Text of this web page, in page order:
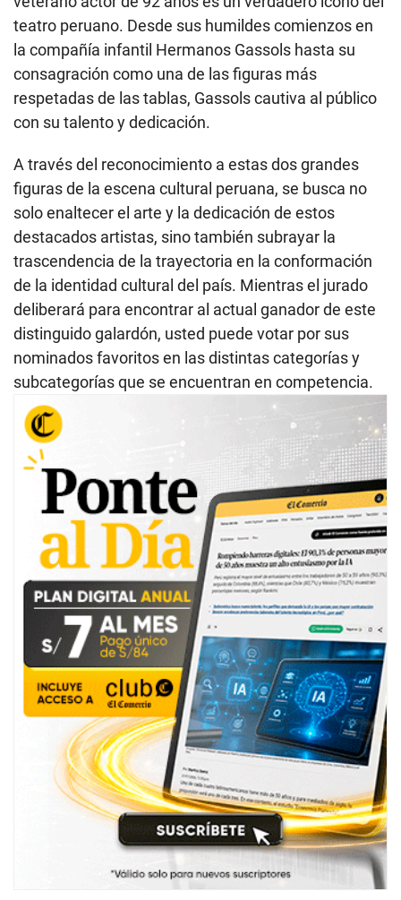
teatro peruano. Desde sus humildes comienzos en
la compañía infantil Hermanos Gassols hasta su
consagración como una de las figuras más
respetadas de las tablas, Gassols cautiva al público
con su talento y dedicación.
A través del reconocimiento a estas dos grandes
figuras de la escena cultural peruana, se busca no
solo enaltecer el arte y la dedicación de estos
destacados artistas, sino también subrayar la
trascendencia de la trayectoria en la conformación
de la identidad cultural del país. Mientras el jurado
deliberará para encontrar al actual ganador de este
distinguido galardón, usted puede votar por sus
nominados favoritos en las distintas categorías y
subcategorías que se encuentran en competencia.